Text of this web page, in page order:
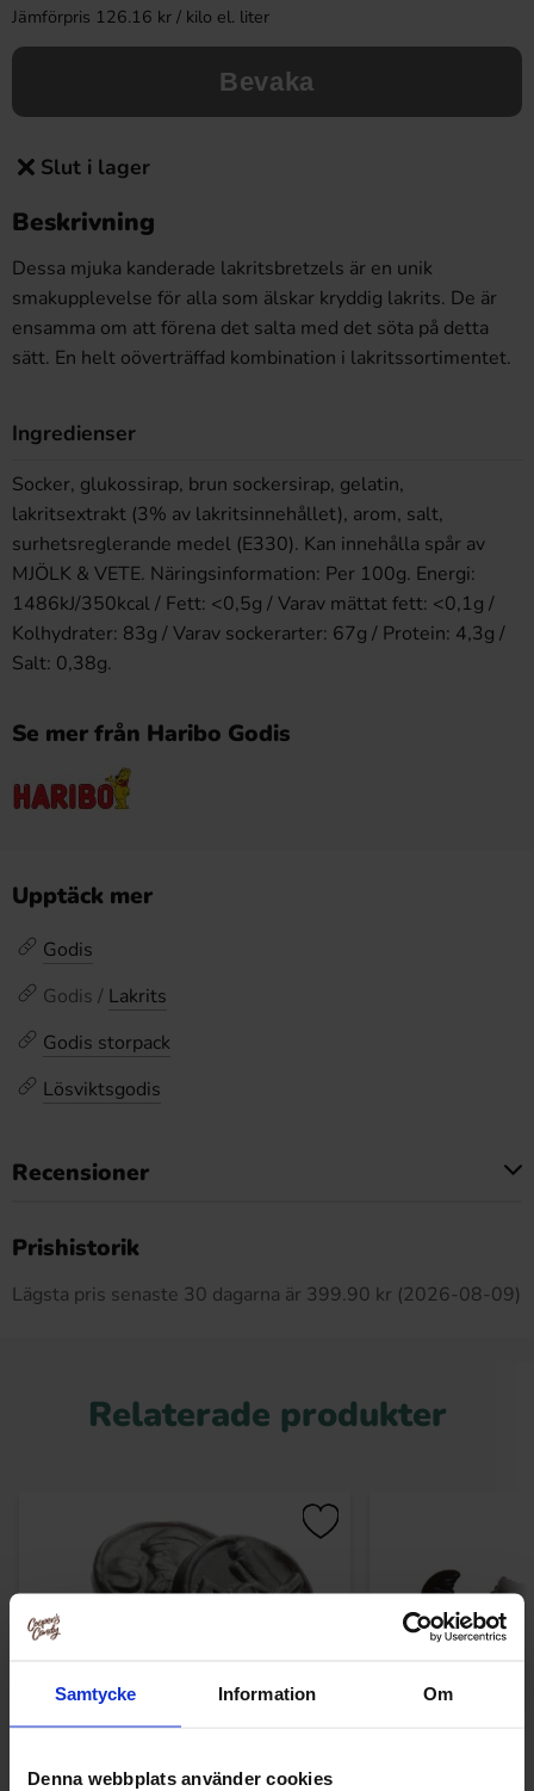
Samtycke Information Om
Denna webbplats använder cookies
Jämförpris 126.16 kr / kilo el. liter
Bevaka
Slut i lager
Beskrivning
Dessa mjuka kanderade lakritsbretzels är en unik
smakupplevelse för alla som älskar kryddig lakrits. De är
ensamma om att förena det salta med det söta på detta
sätt. En helt oöverträffad kombination i lakritssortimentet.
Ingredienser
Socker, glukossirap, brun sockersirap, gelatin,
lakritsextrakt (3% av lakritsinnehållet), arom, salt,
surhetsreglerande medel (E330). Kan innehålla spår av
MJÖLK & VETE. Näringsinformation: Per 100g. Energi:
1486kJ/350kcal / Fett: <0,5g / Varav mättat fett: <0,1g /
Kolhydrater: 83g / Varav sockerarter: 67g / Protein: 4,3g /
Salt: 0,38g.
Se mer från Haribo Godis
Upptäck mer
Godis
Godis / Lakrits
Godis storpack
Lösviktsgodis
Recensioner
Prishistorik
Lägsta pris senaste 30 dagarna är 399.90 kr (2026-08-09)
Relaterade produkter